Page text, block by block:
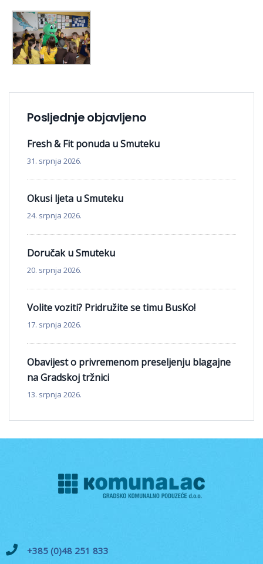
Posljednje objavljeno
Fresh & Fit ponuda u Smuteku
31. srpnja 2026.
Okusi ljeta u Smuteku
24. srpnja 2026.
Doručak u Smuteku
20. srpnja 2026.
Volite voziti? Pridružite se timu BusKo!
17. srpnja 2026.
Obavijest o privremenom preseljenju blagajne
na Gradskoj tržnici
13. srpnja 2026.
+385 (0)48 251 833